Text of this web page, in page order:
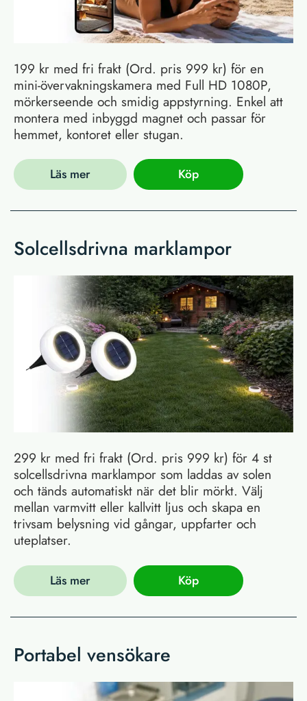
199 kr med fri frakt (Ord. pris 999 kr) för en
mini-övervakningskamera med Full HD 1080P,
mörkerseende och smidig appstyrning. Enkel att
montera med inbyggd magnet och passar för
hemmet, kontoret eller stugan.
Läs mer Köp
Solcellsdrivna marklampor
299 kr med fri frakt (Ord. pris 999 kr) för 4 st
solcellsdrivna marklampor som laddas av solen
och tänds automatiskt när det blir mörkt. Välj
mellan varmvitt eller kallvitt ljus och skapa en
trivsam belysning vid gångar, uppfarter och
uteplatser.
Läs mer Köp
Portabel vensökare